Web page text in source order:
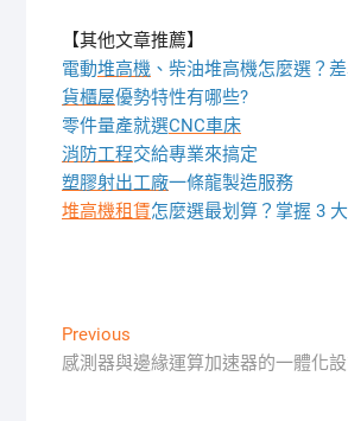
【其他文章推薦】
電動堆高機 、柴油堆高機怎麼選？
貨櫃屋優勢特性有哪些?
零件量產就選CNC車床
消防工程交給專業來搞定
塑膠射出工廠一條龍製造服務
堆高機租賃怎麼選最划算？掌握 3
文
章
Previous
post:
感測器與邊緣運算加速器的一體化